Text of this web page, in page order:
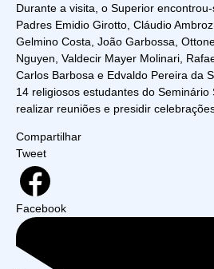
Durante a visita, o Superior
Padres Emidio Girotto, Cláudio
Gelmino Costa, João Garbossa,
Nguyen, Valdecir Mayer Molinari,
Carlos Barbosa e Edvaldo Pereira da
14 religiosos estudantes do Seminário
realizar reuniões e presidir
Compartilhar
Tweet
Facebook